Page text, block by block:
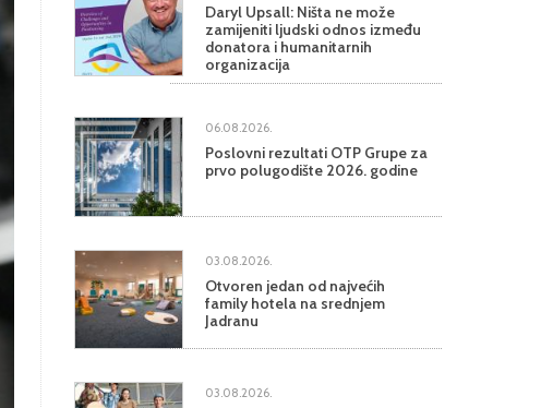
Daryl Upsall: Ništa ne može
zamijeniti ljudski odnos između
donatora i humanitarnih
organizacija
06.08.2026.
Poslovni rezultati OTP Grupe za
prvo polugodište 2026. godine
03.08.2026.
Otvoren jedan od najvećih
family hotela na srednjem
Jadranu
03.08.2026.